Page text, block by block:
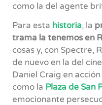
como la del agente
Para esta historia, la
trama la tenemos en
cosas y, con Spectre,
de nuevo en la del
Daniel Craig en
como la Plaza de San
emocionante